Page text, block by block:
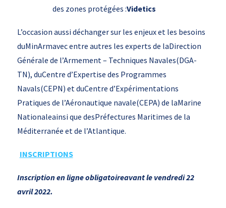
des zones protégées :Videtics
L’occasion aussi déchanger sur les enjeux et les besoins
duMinArmavec entre autres les experts de laDirection
Générale de l’Armement – Techniques Navales(DGA-
TN), duCentre d’Expertise des Programmes
Navals(CEPN) et duCentre d’Expérimentations
Pratiques de l’Aéronautique navale(CEPA) de laMarine
Nationaleainsi que desPréfectures Maritimes de la
Méditerranée et de l’Atlantique.
INSCRIPTIONS
Inscription en ligne obligatoireavant le vendredi 22
avril 2022.